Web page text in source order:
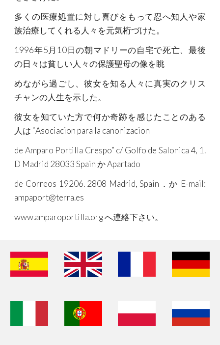
多くの医療処置に対し喜びをもって忍へ知人や家
族治療してくれる人々を元気桁づけた。
1996年5月10日の朝マドリーの自宅で死亡、最後
の日々は貧しい人々の保護聖母の像を眺
めながら過ごし、彼女を知る人々に真実のクリス
チャンの人生を示した。
彼女を知ていた方で何か奇跡を感じたことのある
人は “Asociacion para la canonizacion
de Amparo Portilla Crespo” c/ Golfo de Salonica 4, 1.
D Madrid 28033 Spain か Apartado
de Correos 19206. 2808 Madrid, Spain．か E-mail:
ampaport@terra.es
www.amparoportilla.org へ連絡下さい。